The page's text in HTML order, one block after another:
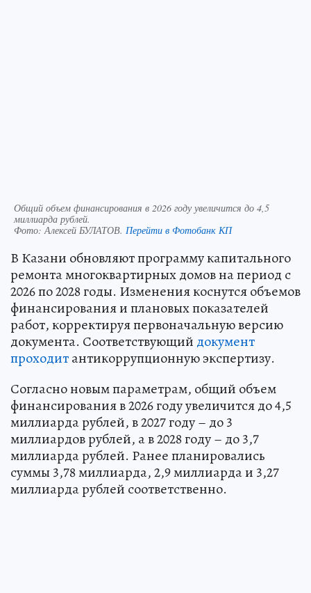
Общий объем финансирования в 2026 году увеличится до 4,5
миллиарда рублей.
Фото:Алексей БУЛАТОВ. Перейти в Фотобанк КП
В Казани обновляют программу капитального
ремонта многоквартирных домов на период с
2026 по 2028 годы. Изменения коснутся объемов
финансирования и плановых показателей
работ, корректируя первоначальную версию
документа. Соответствующий документ
проходитантикоррупционную экспертизу.
Согласно новым параметрам, общий объем
финансирования в 2026 году увеличится до 4,5
миллиарда рублей, в 2027 году – до 3
миллиардов рублей, а в 2028 году – до 3,7
миллиарда рублей. Ранее планировались
суммы 3,78 миллиарда, 2,9 миллиарда и 3,27
миллиарда рублей соответственно.